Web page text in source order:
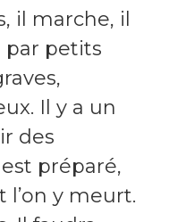
il marche, il
par petits
Il y a un
des
préparé,
l’on y meurt.